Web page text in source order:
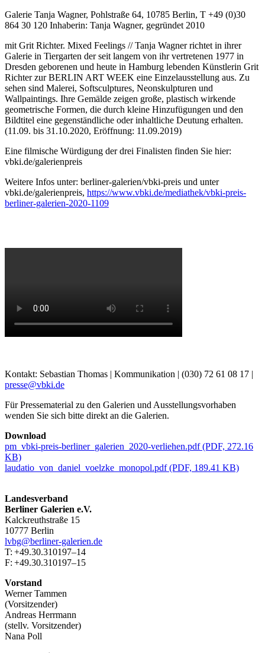
Galerie Tanja Wagner, Pohlstraße 64, 10785 Berlin, T +49 (0)30
864 30 120 Inhaberin: Tanja Wagner, gegründet 2010
mit Grit Richter. Mixed Feelings // Tanja Wagner richtet in ihrer
Galerie in Tiergarten der seit langem von ihr vertretenen 1977 in
Dresden geborenen und heute in Hamburg lebenden Künstlerin Grit
Richter zur BERLIN ART WEEK eine Einzelausstellung aus. Zu
sehen sind Malerei, Softsculptures, Neonskulpturen und
Wallpaintings. Ihre Gemälde zeigen große, plastisch wirkende
geometrische Formen, die durch kleine Hinzufügungen und den
Bildtitel eine gegenständliche oder inhaltliche Deutung erhalten.
(11.09. bis 31.10.2020, Eröffnung: 11.09.2019)
Eine filmische Würdigung der drei Finalisten finden Sie hier:
vbki.de/galerienpreis
Weitere Infos unter: berliner-galerien/vbki-preis und unter
vbki.de/galerienpreis, https://www.vbki.de/mediathek/vbki-preis-
berliner-galerien-2020-1109
Kontakt: Sebastian Thomas | Kommunikation | (030) 72 61 08 17 |
presse@vbki.de
Für Pressematerial zu den Galerien und Ausstellungsvorhaben
wenden Sie sich bitte direkt an die Galerien.
Download
pm_vbki-preis-berliner_galerien_2020-verliehen.pdf (PDF, 272.16
KB)
laudatio_von_daniel_voelzke_monopol.pdf (PDF, 189.41 KB)
Landesverband
Berliner Galerien e.V.
Kalckreuthstraße 15
10777 Berlin
lvbg@berliner-galerien.de
T: +49.30.310197–14
F: +49.30.310197–15
Vorstand
Werner Tammen
(Vorsitzender)
Andreas Herrmann
(stellv. Vorsitzender)
Nana Poll